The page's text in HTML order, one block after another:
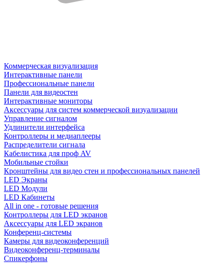
Коммерческая визуализация
Интерактивные панели
Профессиональные панели
Панели для видеостен
Интерактивные мониторы
Аксессуары для систем коммерческой визуализации
Управление сигналом
Удлинители интерфейса
Контроллеры и медиаплееры
Распределители сигнала
Кабелистика для проф AV
Мобильные стойки
Кронштейны для видео стен и профессиональных панелей
LED Экраны
LED Модули
LED Кабинеты
All in one - готовые решения
Контроллеры для LED экранов
Аксессуары для LED экранов
Конференц-системы
Камеры для видеоконференций
Видеоконференц-терминалы
Спикерфоны